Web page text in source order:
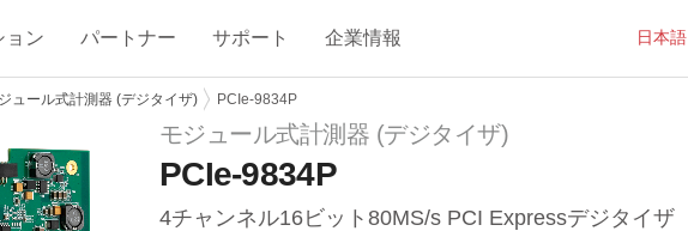
日本語
ョン パートナー サポート 企業情報
ュール式計測器 (デジタイザ) PCIe-9834P
モジュール式計測器 (デジタイザ)
PCIe-9834P
4チャンネル16ビット80MS/s PCI Expressデジタイザ